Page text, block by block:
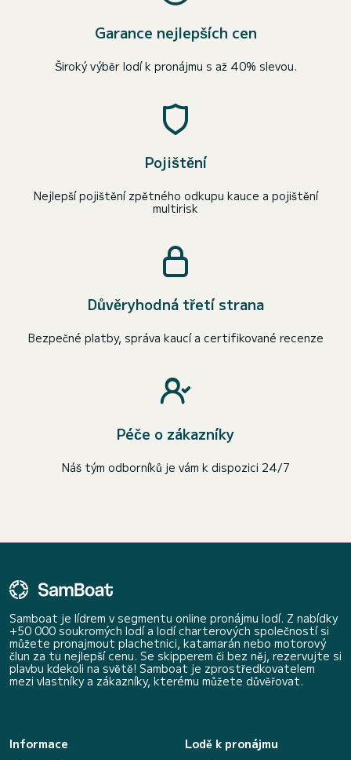
Garance nejlepších cen
Široký výběr lodí k pronájmu s až 40% slevou.
Pojištění
Nejlepší pojištění zpětného odkupu kauce a pojištění
multirisk
Důvěryhodná třetí strana
Bezpečné platby, správa kaucí a certifikované recenze
Péče o zákazníky
Náš tým odborníků je vám k dispozici 24/7
Samboat je lídrem v segmentu online pronájmu lodí. Z nabídky
+50 000 soukromých lodí a lodí charterových společností si
můžete pronajmout plachetnici, katamarán nebo motorový
člun za tu nejlepší cenu. Se skipperem či bez něj, rezervujte si
plavbu kdekoli na světě! Samboat je zprostředkovatelem
mezi vlastníky a zákazníky, kterému můžete důvěřovat.
Informace
Lodě k pronájmu